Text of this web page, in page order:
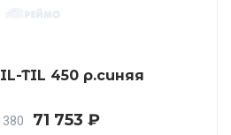
TIL 450 р.синяя
71 753 ₽